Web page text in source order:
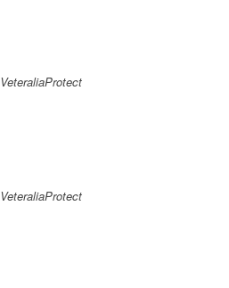
VeteraliaProtect
VeteraliaProtect